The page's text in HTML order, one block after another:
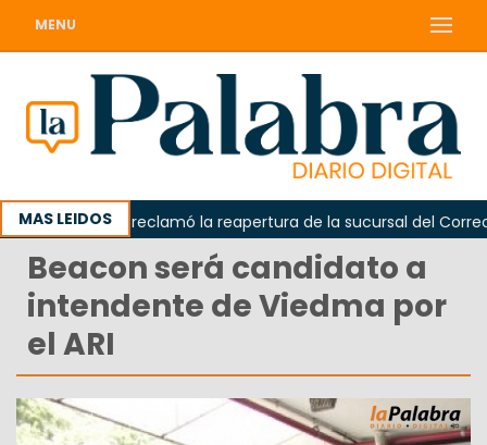
MENU
MAS LEIDOS
Odarda reclamó la reapertura de la sucursal del Correo
Beacon será candidato a
intendente de Viedma por
el ARI